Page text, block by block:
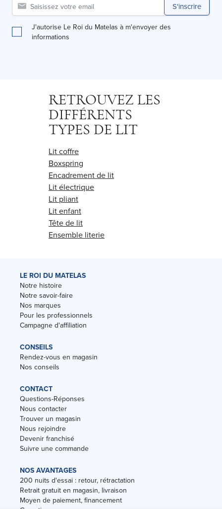
S'inscrire
J'autorise Le Roi du Matelas à m'envoyer des
informations
RETROUVEZ LES
DIFFÉRENTS
TYPES DE LIT
Lit coffre
Boxspring
Encadrement de lit
Lit électrique
Lit pliant
Lit enfant
Tête de lit
Ensemble literie
LE ROI DU MATELAS
Notre histoire
Notre savoir-faire
Nos marques
Pour les professionnels
Campagne d'affiliation
CONSEILS
Rendez-vous en magasin
Nos conseils
CONTACT
Questions-Réponses
Nous contacter
Trouver un magasin
Nous rejoindre
Devenir franchisé
Suivre une commande
NOS AVANTAGES
200 nuits d'essai : retour, rétractation
Retrait gratuit en magasin, livraison
Moyen de paiement, financement